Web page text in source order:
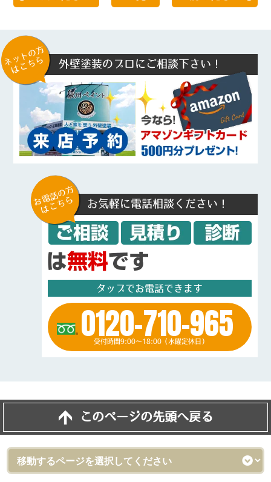
ネットの方
はこちら 外壁塗装のプロにご相談下さい！
お電話の方
はこちら お気軽に電話相談ください！
タップでお電話できます
0120-710-965
受付時間9:00～18:00（水曜定休日）
このページの先頭へ戻る